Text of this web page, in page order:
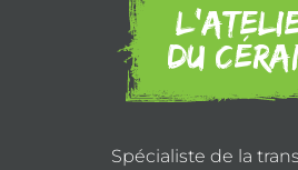
Du
Spécialiste de la